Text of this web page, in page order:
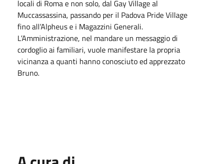
locali di Roma e non solo, dal Gay Village al
Muccassassina, passando per il Padova Pride Village
fino all’Alpheus e i Magazzini Generali.
L’Amministrazione, nel mandare un messaggio di
cordoglio ai familiari, vuole manifestare la propria
vicinanza a quanti hanno conosciuto ed apprezzato
Bruno.